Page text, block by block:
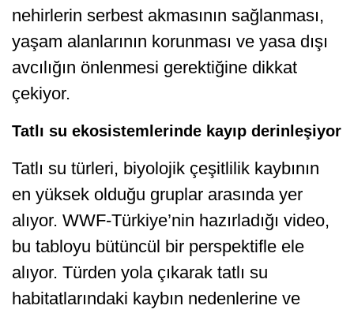
nehirlerin serbest akmasının sağlanması,
yaşam alanlarının korunması ve yasa dışı
avcılığın önlenmesi gerektiğine dikkat
çekiyor.
Tatlı su ekosistemlerinde kayıp derinleşiyor
Tatlı su türleri, biyolojik çeşitlilik kaybının
en yüksek olduğu gruplar arasında yer
alıyor. WWF-Türkiye’nin hazırladığı video,
bu tabloyu bütüncül bir perspektifle ele
alıyor. Türden yola çıkarak tatlı su
habitatlarındaki kaybın nedenlerine ve